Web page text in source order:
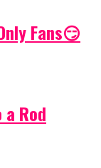
Fans😏
Rod